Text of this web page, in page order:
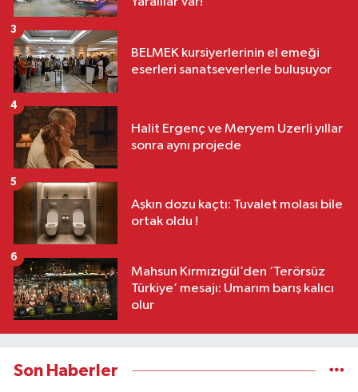
BELMEK kursiyerlerinin el emeği
eserleri sanatseverlerle buluşuyor
3
Halit Ergenç ve Meryem Uzerli yıllar
sonra aynı projede
4
Aşkın dozu kaçtı: Tuvalet molası bile
ortak oldu !
5
Mahsun Kırmızıgül’den ‘Terörsüz
Türkiye’ mesajı: Umarım barış kalıcı
olur
6
Son Haberler